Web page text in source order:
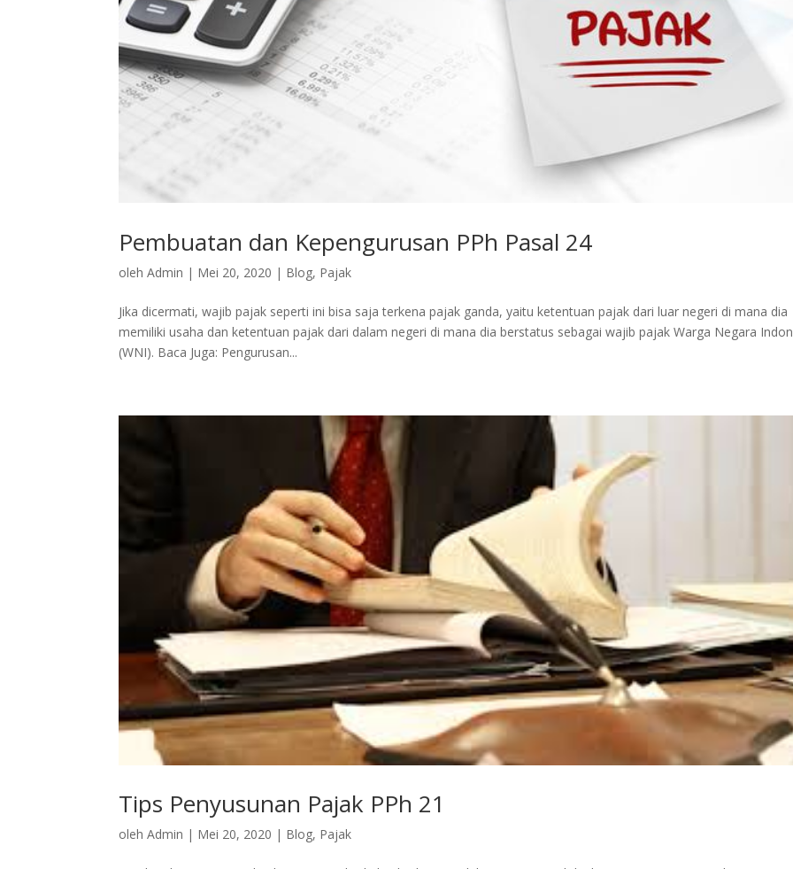
Pembuatan dan Kepengurusan PPh Pasal 24
olehAdmin | Mei 20, 2020 | Blog, Pajak
Jika dicermati, wajib pajak seperti ini bisa saja terkena pajak ganda, yaitu ketentuan pajak dari luar negeri di mana dia
memiliki usaha dan ketentuan pajak dari dalam negeri di mana dia berstatus sebagai wajib pajak Warga Negara
(WNI). Baca Juga: Pengurusan...
Tips Penyusunan Pajak PPh 21
olehAdmin | Mei 20, 2020 | Blog, Pajak